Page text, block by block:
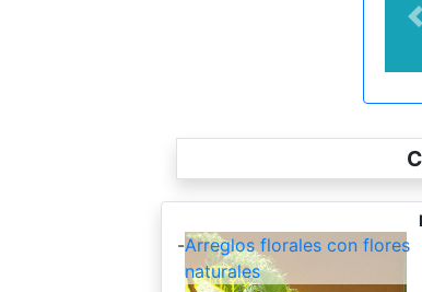
-Arreglos florales con flores
naturales